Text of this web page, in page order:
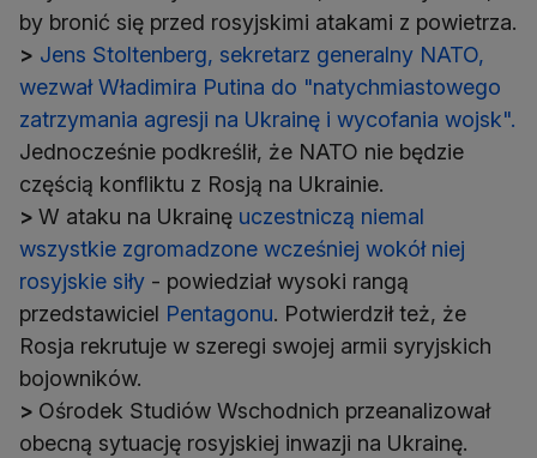
> Jens Stoltenberg, sekretarz generalny NATO,
wezwał Władimira Putina do "natychmiastowego
zatrzymania agresji na Ukrainę i wycofania wojsk".
Jednocześnie podkreślił, że NATO nie będzie
> W ataku na Ukrainę uczestniczą niemal
wszystkie zgromadzone wcześniej wokół niej
rosyjskie siły - powiedział wysoki rangą
przedstawiciel Pentagonu. Potwierdził też, że
Rosja rekrutuje w szeregi swojej armii syryjskich
> Ośrodek Studiów Wschodnich przeanalizował
obecną sytuację rosyjskiej inwazji na Ukrainę.